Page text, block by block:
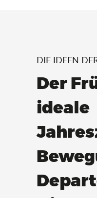
DIE IDEEN
Der
ideale